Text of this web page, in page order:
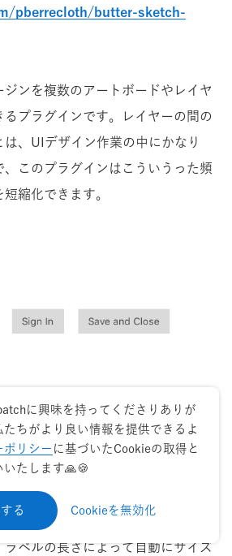
pberrecloth/butter-sketch-
ジンを複数のアートボードやレイヤ
るプラグインです。レイヤーの間の
、UIデザイン作業の中にかなり
、このプラグインはこういうった頻
縮化できます。
romashamin/compo-sketch
イヤー間のマージンをコントロール
ラベルの長さによって自動にサイズ
に興味を持ってくださりありが
たちがより良い情報を提供できるよ
ポリシー に基づいたCookieの取得と
たします🙏🍪
る Cookieを無効化